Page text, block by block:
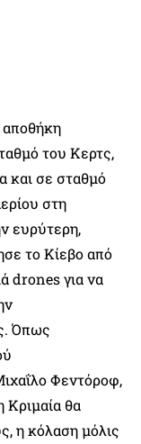
του Κερτς,
και σε σταθμό
στη
ευρύτερη,
το Κίεβο από
drones για να
Όπως
Φεντόροφ,
Κριμαία θα
η κόλαση μόλις